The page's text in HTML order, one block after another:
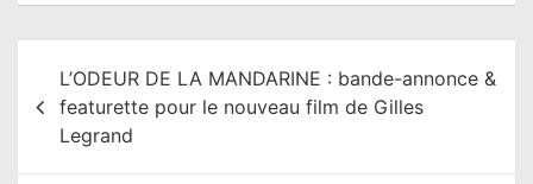
i
L’ODEUR DE LA MANDARINE : bande-annonce &
featurette pour le nouveau film de Gilles
Legrand